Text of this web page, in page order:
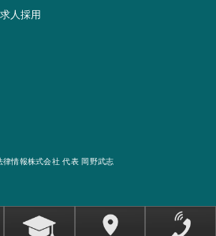
人採用
律情報株式会社 代表 岡野武志